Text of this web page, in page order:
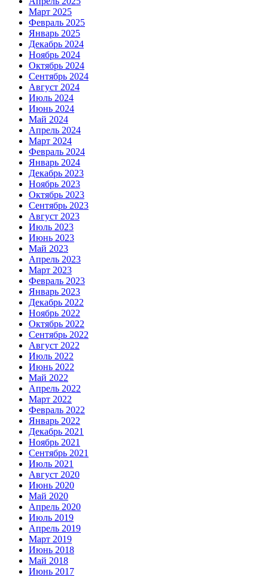
Март 2025
Февраль 2025
Январь 2025
Декабрь 2024
Ноябрь 2024
Октябрь 2024
Сентябрь 2024
Август 2024
Июль 2024
Июнь 2024
Май 2024
Апрель 2024
Март 2024
Февраль 2024
Январь 2024
Декабрь 2023
Ноябрь 2023
Октябрь 2023
Сентябрь 2023
Август 2023
Июль 2023
Июнь 2023
Май 2023
Апрель 2023
Март 2023
Февраль 2023
Январь 2023
Декабрь 2022
Ноябрь 2022
Октябрь 2022
Сентябрь 2022
Август 2022
Июль 2022
Июнь 2022
Май 2022
Апрель 2022
Март 2022
Февраль 2022
Январь 2022
Декабрь 2021
Ноябрь 2021
Сентябрь 2021
Июль 2021
Август 2020
Июнь 2020
Май 2020
Апрель 2020
Июль 2019
Апрель 2019
Март 2019
Июнь 2018
Май 2018
Июнь 2017